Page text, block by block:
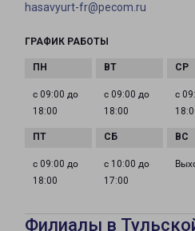
hasavyurt-fr@pecom.ru
ГРАФИК РАБОТЫ
с 09:00 до
18:00
с 09:00 до
18:00
с
с 09:00 до
18:00
с 10:00 до
17:00
Филиалы в